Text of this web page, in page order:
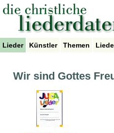
Lieder Künstler Themen
Wir sind Gottes